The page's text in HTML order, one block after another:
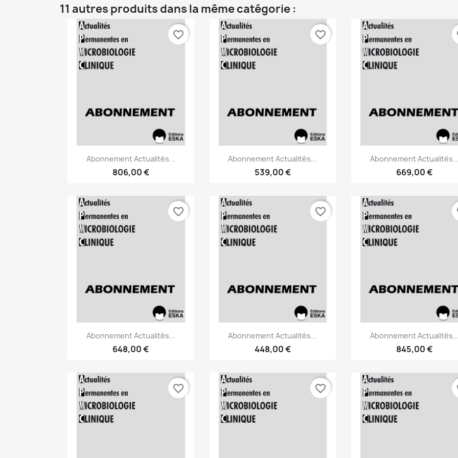
11 autres produits dans la même catégorie :
Aperçu rapide
Abonnement Actualités...
806,00 €
favorite_border
Aperçu rapide
Abonnement Actualités...
539,00 €
favorite_border
Aperçu rapide
Abonnement Actualités...
669,00 €
Aperçu rapide
Abonnement Actualités...
648,00 €
favorite_border
Aperçu rapide
Abonnement Actualités...
448,00 €
favorite_border
Aperçu rapide
Abonnement Actualités...
845,00 €
favorite_border favorite_border